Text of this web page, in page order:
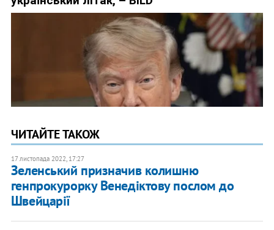
ЧИТАЙТЕ ТАКОЖ
17 листопада 2022, 17:27
Зеленський призначив колишню
генпрокурорку Венедіктову послом до
Швейцарії